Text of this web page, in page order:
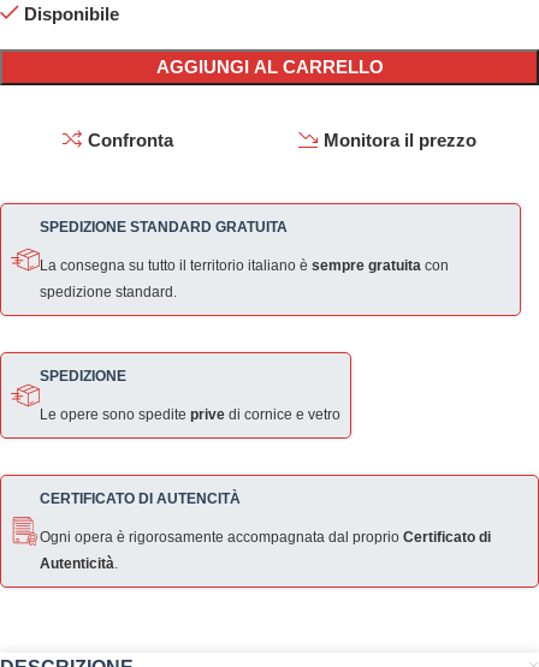
Disponibile
AGGIUNGI AL CARRELLO
Confronta Monitora il prezzo
SPEDIZIONE STANDARD GRATUITA
La consegna su tutto il territorio italiano è sempre gratuita con
spedizione standard.
SPEDIZIONE
Le opere sono spedite prive di cornice e vetro
CERTIFICATO DI AUTENCITÀ
Ogni opera è rigorosamente accompagnata dal proprio Certificato di
Autenticità.